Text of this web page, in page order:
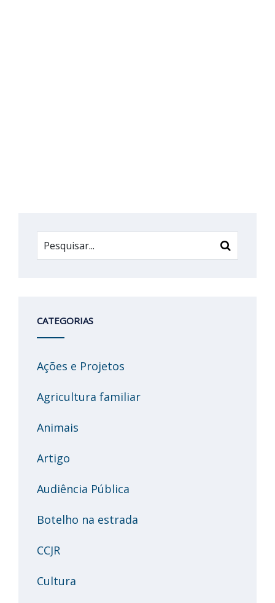
CATEGORIAS
Ações e Projetos
Agricultura familiar
Animais
Artigo
Audiência Pública
Botelho na estrada
CCJR
Cultura